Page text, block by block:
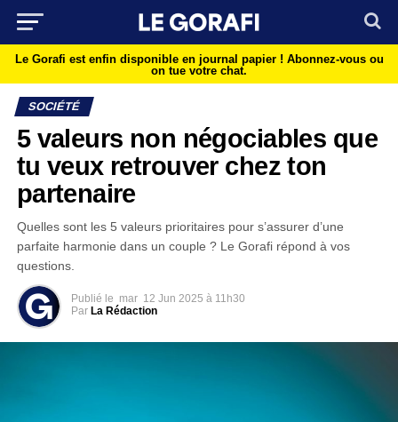
Le Gorafi est enfin disponible en journal papier ! Abonnez-vous ou
on tue votre chat.
SOCIÉTÉ
5 valeurs non négociables que
tu veux retrouver chez ton
partenaire
Quelles sont les 5 valeurs prioritaires pour s’assurer d’une
parfaite harmonie dans un couple ? Le Gorafi répond à vos
questions.
Publié le mar 12 Jun 2025 à 11h30
Par La Rédaction